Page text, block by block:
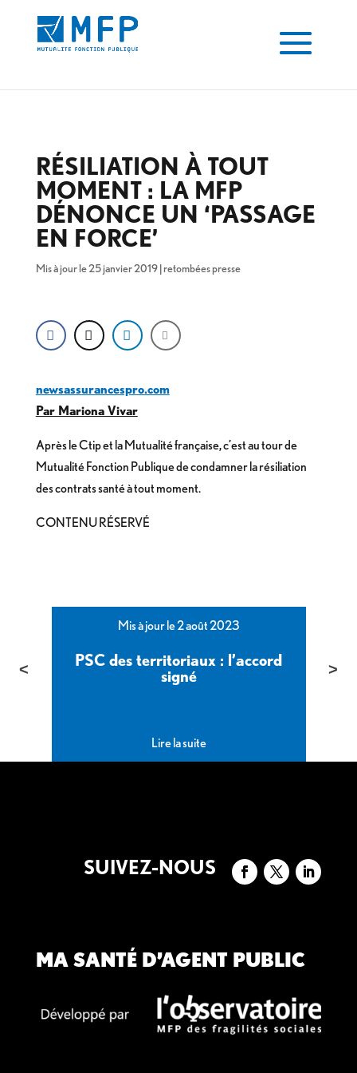
RÉSILIATION À TOUT
MOMENT : LA MFP
DÉNONCE UN ‘PASSAGE
EN FORCE’
Mis à jour le 25 janvier 2019|retombées presse
newsassurancespro.com
Par Mariona Vivar
Après le Ctip et la Mutualité française, c’est au tour de
Mutualité Fonction Publique de condamner la résiliation
des contrats santé à tout moment.
CONTENU RÉSERVÉ
Mis à jour le 2 août 2023
PSC des territoriaux : l’accord
signé
Lire la suite
SUIVEZ-NOUS
MA SANTÉ D’AGENT PUBLIC